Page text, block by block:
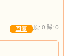
顶: 0 踩: 0
回复